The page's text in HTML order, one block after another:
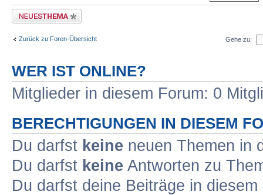
Neues Thema erstellen
Zurück zu Foren-Übersicht Gehe zu:
WER IST ONLINE?
Mitglieder in diesem Forum: 0
BERECHTIGUNGEN IN DIESEM
Du darfst keine neuen Themen in
Du darfst keine Antworten zu
Du darfst deine Beiträge in